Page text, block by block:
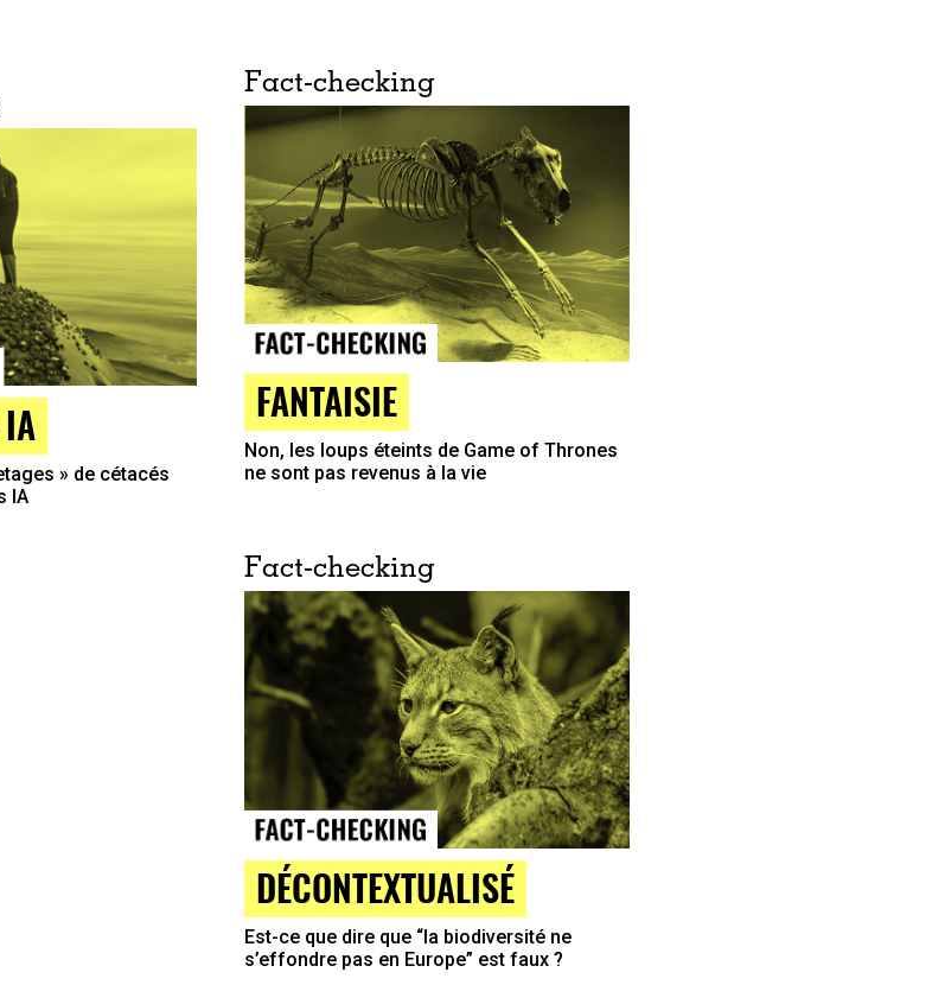
Fact-checking
FANTAISIE
Non, les loups éteints de Game of Thrones
ne sont pas revenus à la vie
» de cétacés
IA
Fact-checking
DÉCONTEXTUALISÉ
Est-ce que dire que “la biodiversité ne
s’effondre pas en Europe” est faux ?